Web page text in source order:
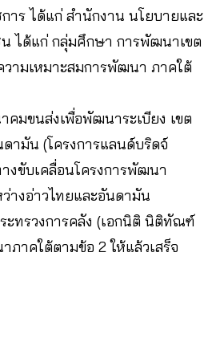
าร ได้แก่ สำนักงาน นโยบายและ
ได้แก่ กลุ่มศึกษา การพัฒนาเขต
วามเหมาะสมการพัฒนา ภาคใต้
คมขนส่งเพื่อพัฒนาระเบียง เขต
ามัน (โครงการแลนด์บริดจ์
งขับเคลื่อนโครงการพัฒนา
างอ่าวไทยและอันดามัน
ะทรวงการคลัง (เอกนิติ นิติทัณฑ์
าคใต้ตามข้อ 2 ให้แล้วเสร็จ